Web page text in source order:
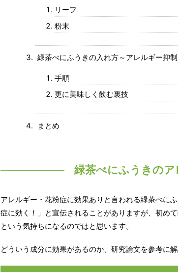
リーフ
粉末
緑茶べにふうきの入れ方～アレルギー抑
手順
更に美味しく飲む裏技
まとめ
緑茶べにふうきの
アレルギー・花粉症に効果ありと言われる緑茶べに
症に効く！」と宣伝されることがありますが、初め
という気持ちになるのではと思います。
どういう成分に効果があるのか、研究論文を参考に解